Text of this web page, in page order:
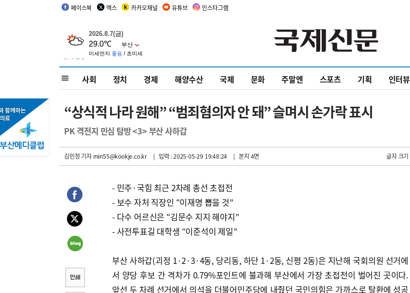
페이스북 엑스 카카오채널 유튜브 인스타그램
사회 정치 경제 해양수산 국제 문화 주말엔 스포츠 기획 인터뷰
“상식적 나라 원해” “범죄혐의자 안 돼” 슬며시 손가락 표시
PK 격전지 민심 탐방 <3> 부산 사하갑
김민정 기자min55@kookje.co.kr | 입력 : 2025-05-29 19:48:24 | 본지 4면 글자 크기
- 민주·국힘 최근 2차례 총선 초접전
- 보수 자처 직장인 “이재명 뽑을 것”
- 다수 어르신은 “김문수 지지 해야지”
- 사전투표길 대학생 “이준석이 제일”
부산 사하갑(괴정 1·2·3·4동, 당리동, 하단 1·2동, 신평 2동)은 지난해 국회의원 선거에
서 양당 후보 간 격차가 0.79%포인트에 불과해 부산에서 가장 초접전이 벌어진 곳이다.
앞선 두 차례 선거에서 의석을 더불어민주당에 내줬던 국민의힘은 가까스로 탈환에 성공